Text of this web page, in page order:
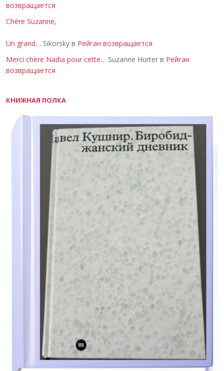
возвращается
Chère Suzanne,
Un grand… Sikorsky в Рейган возвращается
Merci chère Nadia pour cette… Suzanne Hurter в Рейган
возвращается
КНИЖНАЯ ПОЛКА